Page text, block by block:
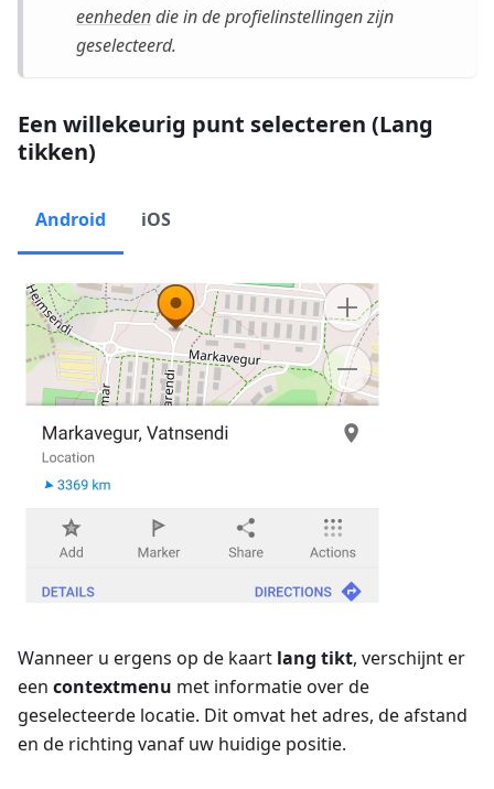
eenhedendie in de profielinstellingen zijn
geselecteerd.
Een willekeurig punt selecteren (Lang
tikken)
Android iOS
Wanneer u ergens op de kaart lang tikt, verschijnt er
een contextmenu met informatie over de
geselecteerde locatie. Dit omvat het adres, de afstand
en de richting vanaf uw huidige positie.